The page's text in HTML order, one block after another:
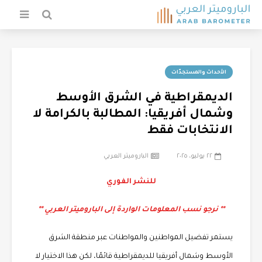
الأحداث والمستجدّات
الديمقراطية في الشرق الأوسط
وشمال أفريقيا: المطالبة بالكرامة لا
الانتخابات فقط
٢٢ يوليو، ٢٠٢٥ الباروميتر العربي
للنشر الفوري
** نرجو نسب المعلومات الواردة إلى الباروميتر العربي **
يستمر تفضيل المواطنين والمواطنات عبر منطقة الشرق
الأوسط وشمال أفريقيا للديمقراطية قائمًا، لكن هذا الاختيار لا